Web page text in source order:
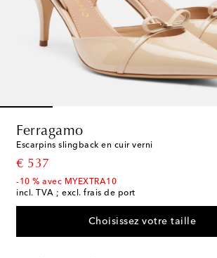
Ferragamo
Escarpins slingback en cuir verni
€ 537
original price
-10 % avec MYEXTRA10
incl. TVA ; excl. frais de port
Choisissez votre taille